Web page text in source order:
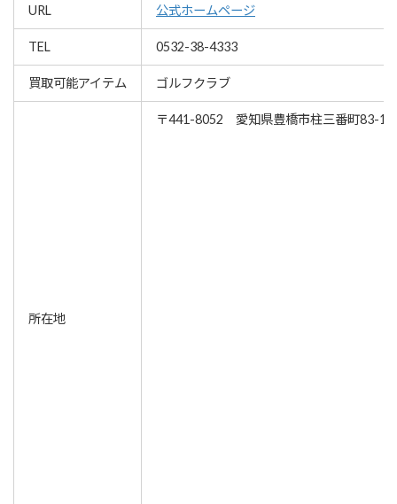
URL 公式ホームページ
TEL 0532-38-4333
買取可能アイテム ゴルフクラブ
所在地
〒441-8052 愛知県豊橋市柱三番町83-1